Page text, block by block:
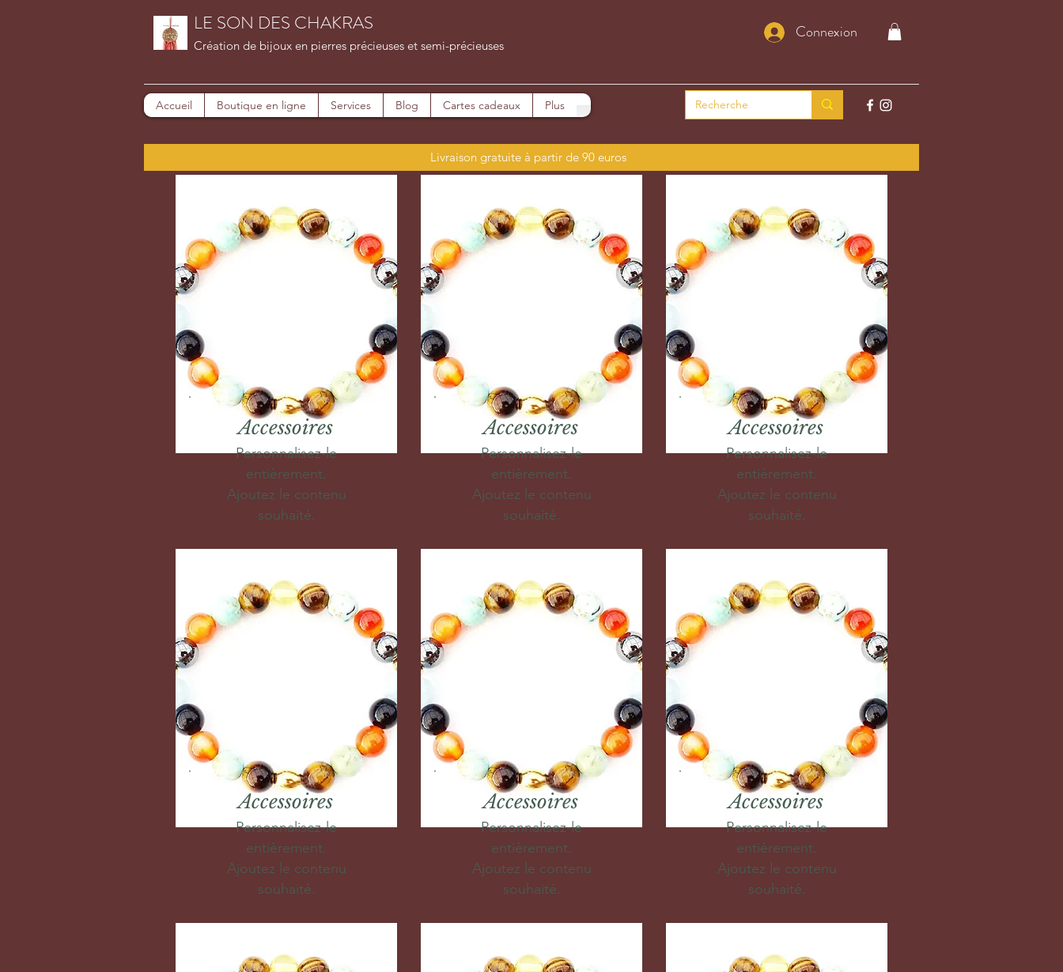
LE SON DES CHAKRAS
Création de bijoux en pierres précieuses et semi-précieuses
Connexion
Accueil Boutique en ligne Services Blog Cartes cadeaux Plus
Livraison gratuite à partir de 90 euros
Accessoires
Personnalisez-le
entièrement.
Ajoutez le contenu
souhaité.
Accessoires
Personnalisez-le
entièrement.
Ajoutez le contenu
souhaité.
Accessoires
Personnalisez-le
entièrement.
Ajoutez le contenu
souhaité.
Accessoires
Personnalisez-le
entièrement.
Ajoutez le contenu
souhaité.
Accessoires
Personnalisez-le
entièrement.
Ajoutez le contenu
souhaité.
Accessoires
Personnalisez-le
entièrement.
Ajoutez le contenu
souhaité.